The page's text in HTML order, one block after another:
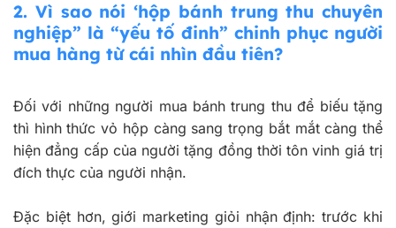
2. Vì sao nói ‘hộp bánh trung thu chuyên
nghiệp” là “yếu tố đinh” chinh phục người
mua hàng từ cái nhìn đầu tiên?
Đối với những người mua bánh trung thu để biếu tặng
thì hình thức vỏ hộp càng sang trọng bắt mắt càng thể
hiện đẳng cấp của người tặng đồng thời tôn vinh giá trị
đích thực của người nhận.
Đặc biệt hơn, giới marketing giỏi nhận định: trước khi